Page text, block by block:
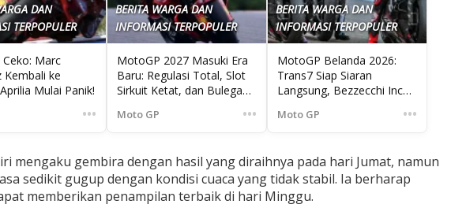
DAN
TERPOPULER
Marc
Kembali ke
Mulai Panik!
•••
BERITA WARGA DAN
INFORMASI TERPOPULER
MotoGP 2027 Masuki Era
Baru: Regulasi Total, Slot
Sirkuit Ketat, dan Bulega
Moto GP •••
BERITA WARGA DAN
INFORMASI TERPOPULER
MotoGP Belanda 2026:
Trans7 Siap Siaran
Langsung, Bezzecchi Incar
Moto GP •••
mengaku gembira dengan hasil yang diraihnya pada hari Jumat, namun
sedikit gugup dengan kondisi cuaca yang tidak stabil. Ia berharap
memberikan penampilan terbaik di hari Minggu.